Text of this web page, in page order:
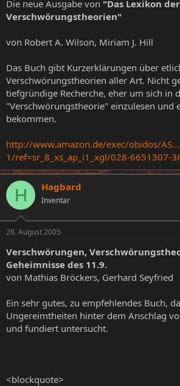
Die neue Ausgabe von "Das Lexikon der
Verschwörungstheorien"
von Robert A. Wilson, Miriam J. Hill
Das Buch gibt Kurzerklärungen über
Verschwörungstheorien aller Art. Nicht
tiefgründige Recherche, eher um sich in
"Verschwörungstheorie" einzulesen und
bekommen.
http://www.amazon.de/exec/obidos/
1/ref=sr_8_xs_ap_i1_xgl/028-6651307-
H Hagbard
Inventar
28. August 2005
Verschwörungen,
Geheimnisse des 11.9.
von Mathias Bröckers, Gerhard Seyfried
Ein sehr gutes, zu empfehlendes Buch,
Ungereimtheiten hinter dem Anschlag
und fundiert untersucht.
<blockquote>